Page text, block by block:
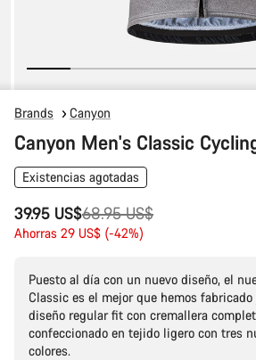
Brands Canyon
Canyon Men's Classic
Existencias agotadas
39.95 US$
Precio
original
68.95 US$
Ahorras 29 US$ (-42%)
Puesto al día con un nuevo diseño, el
Classic es el mejor que hemos
diseño regular fit con cremallera
confeccionado en tejido ligero con tres
colores.